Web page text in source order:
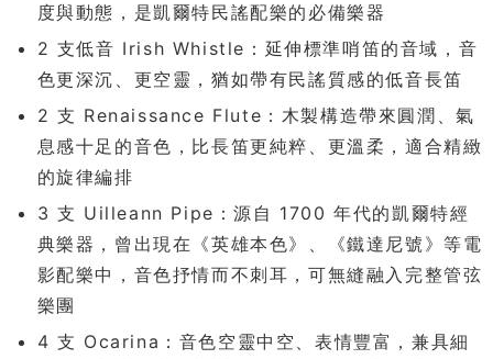
度與動態，是凱爾特民謠配樂的必備樂器
2 支低音 Irish Whistle：延伸標準哨笛的音域，音
色更深沉、更空靈，猶如帶有民謠質感的低音長笛
2 支 Renaissance Flute：木製構造帶來圓潤、氣
息感十足的音色，比長笛更純粹、更溫柔，適合精緻
的旋律編排
3 支 Uilleann Pipe：源自 1700 年代的凱爾特經
典樂器，曾出現在《英雄本色》、《鐵達尼號》等電
影配樂中，音色抒情而不刺耳，可無縫融入完整管弦
樂團
4 支 Ocarina：音色空靈中空、表情豐富，兼具細